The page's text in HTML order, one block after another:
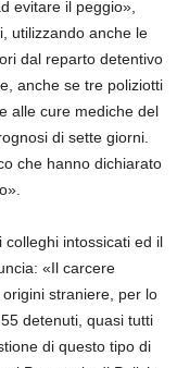
evitare il peggio»,
utilizzando anche le
dal reparto detentivo
anche se tre poliziotti
alle cure mediche del
di sette giorni.
che hanno dichiarato
colleghi intossicati ed il
«Il carcere
straniere, per lo
detenuti, quasi tutti
di questo tipo di